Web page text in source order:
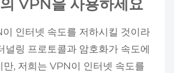
VPN을 사용하세요
인터넷 속도를 저하시킬 것이라
널링 프로토콜과 암호화가 속도에
만, 저희는 VPN이 인터넷 속도를